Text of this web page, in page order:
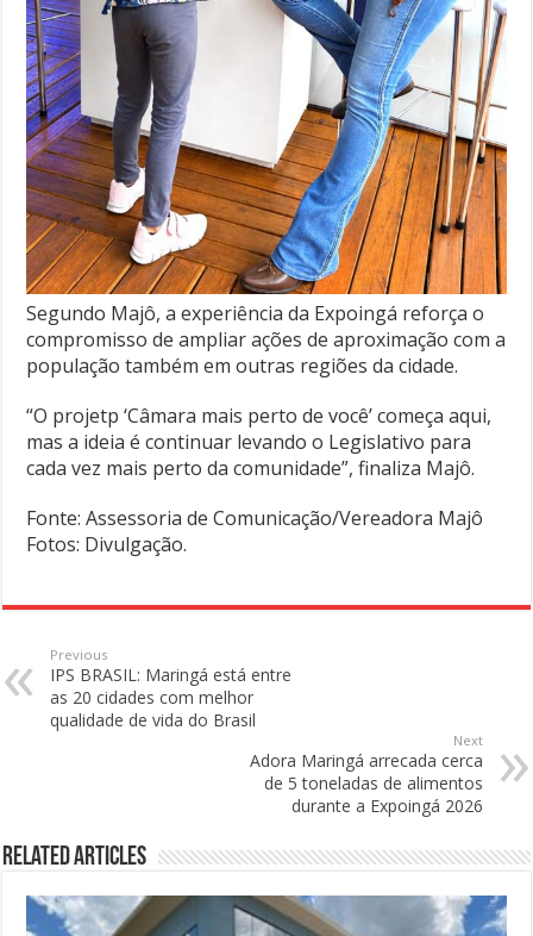
Segundo Majô, a experiência da Expoingá reforça o
compromisso de ampliar ações de aproximação com a
população também em outras regiões da cidade.
“O projetp ‘Câmara mais perto de você’ começa aqui,
mas a ideia é continuar levando o Legislativo para
cada vez mais perto da comunidade”, finaliza Majô.
Fonte: Assessoria de Comunicação/Vereadora Majô
Fotos: Divulgação.
Previous
IPS BRASIL: Maringá está entre
as 20 cidades com melhor
qualidade de vida do Brasil
Next
Adora Maringá arrecada cerca
de 5 toneladas de alimentos
durante a Expoingá 2026
Related Articles